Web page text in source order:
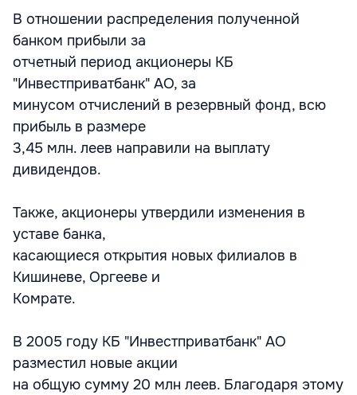
В отношении распределения полученной
банком прибыли за
отчетный период акционеры КБ
"Инвестприватбанк" АО, за
минусом отчислений в резервный фонд, всю
прибыль в размере
3,45 млн. леев направили на выплату
дивидендов.
Также, акционеры утвердили изменения в
уставе банка,
касающиеся открытия новых филиалов в
Кишиневе, Оргееве и
Комрате.
В 2005 году КБ "Инвестприватбанк" АО
разместил новые акции
на общую сумму 20 млн леев. Благодаря этому